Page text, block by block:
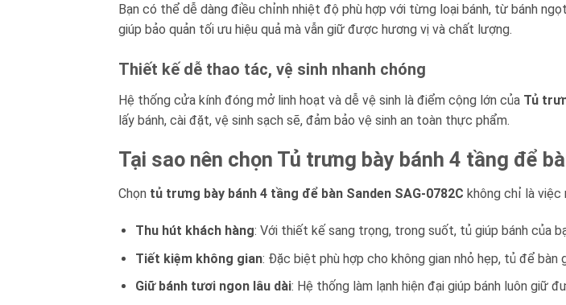
Bạn có thể dễ dàng điều chỉnh nhiệt độ phù hợp với từng loại bánh, từ bánh
giúp bảo quản tối ưu hiệu quả mà vẫn giữ được hương vị và chất lượng.
Thiết kế dễ thao tác, vệ sinh nhanh chóng
Hệ thống cửa kính đóng mở linh hoạt và dễ vệ sinh là điểm cộng lớn của Tủ
lấy bánh, cài đặt, vệ sinh sạch sẽ, đảm bảo vệ sinh an toàn thực phẩm.
Tại sao nên chọn Tủ trưng bày bánh 4 tầng để
Chọn tủ trưng bày bánh 4 tầng để bàn Sanden SAG-0782C không chỉ là việc
Thu hút khách hàng: Với thiết kế sang trọng, trong suốt, tủ giúp bánh của
Tiết kiệm không gian: Đặc biệt phù hợp cho không gian nhỏ hẹp, tủ để
Giữ bánh tươi ngon lâu dài: Hệ thống làm lạnh hiện đại giúp bánh luôn giữ